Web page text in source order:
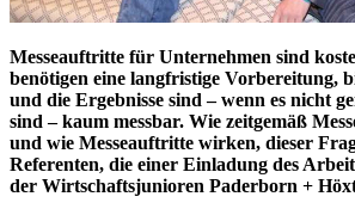
Messeauftritte für Unternehmen sind
benötigen eine langfristige Vorbereitung,
und die Ergebnisse sind – wenn es nicht
sind – kaum messbar. Wie zeitgemäß
und wie Messeauftritte wirken, dieser
Referenten, die einer Einladung des
der Wirtschaftsjunioren Paderborn +